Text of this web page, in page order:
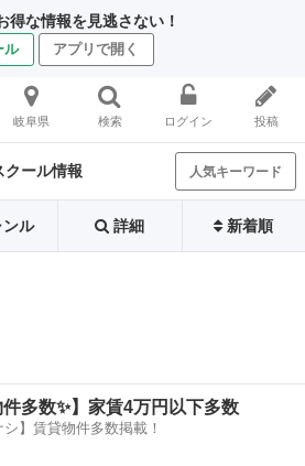
得な情報を見逃さない！
ル アプリで開く
岐阜県 検索 ログイン 投稿
クール情報 人気キーワード
ンル 詳細 新着順
件多数✨】家賃4万円以下多数
シ】賃貸物件多数掲載！